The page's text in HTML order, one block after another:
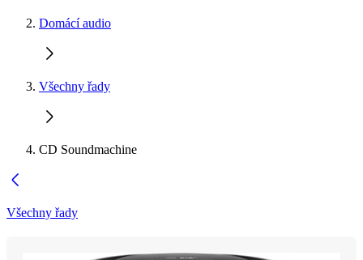
Domácí audio
Všechny řady
CD Soundmachine
Všechny řady